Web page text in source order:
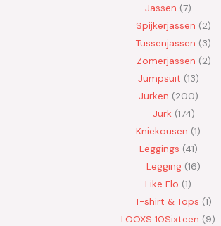
Jassen 7
Spijkerjassen
2
Tussenjassen
3
Zomerjassen 2
Jumpsuit 13
Jurken 200
Jurk 174
Kniekousen 1
Leggings 41
Legging 16
Like Flo 1
T-shirt & Tops 1
LOOXS 10Sixteen
9